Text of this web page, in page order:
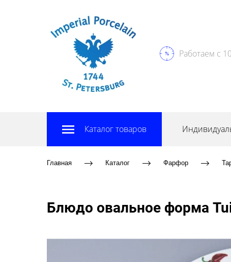
Работаем с
Каталог товаров
Главная Каталог Фарфор
Блюдо овальное форма